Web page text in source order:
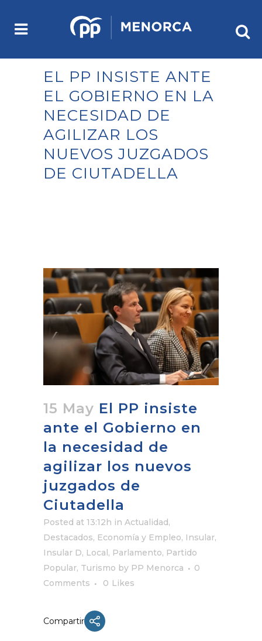
EL PP INSISTE ANTE
EL GOBIERNO EN LA
NECESIDAD DE
AGILIZAR LOS
NUEVOS JUZGADOS
DE CIUTADELLA
15 May El PP insiste
ante el Gobierno en
la necesidad de
agilizar los nuevos
juzgados de
Ciutadella
Posted at 13:12h in Actualidad,
Destacados, Economía y Empleo, Insular,
Insular D, Local, Parlamento, Partido
Popular, Turismo by PP Menorca
0
Comments
0 Likes
Compartir